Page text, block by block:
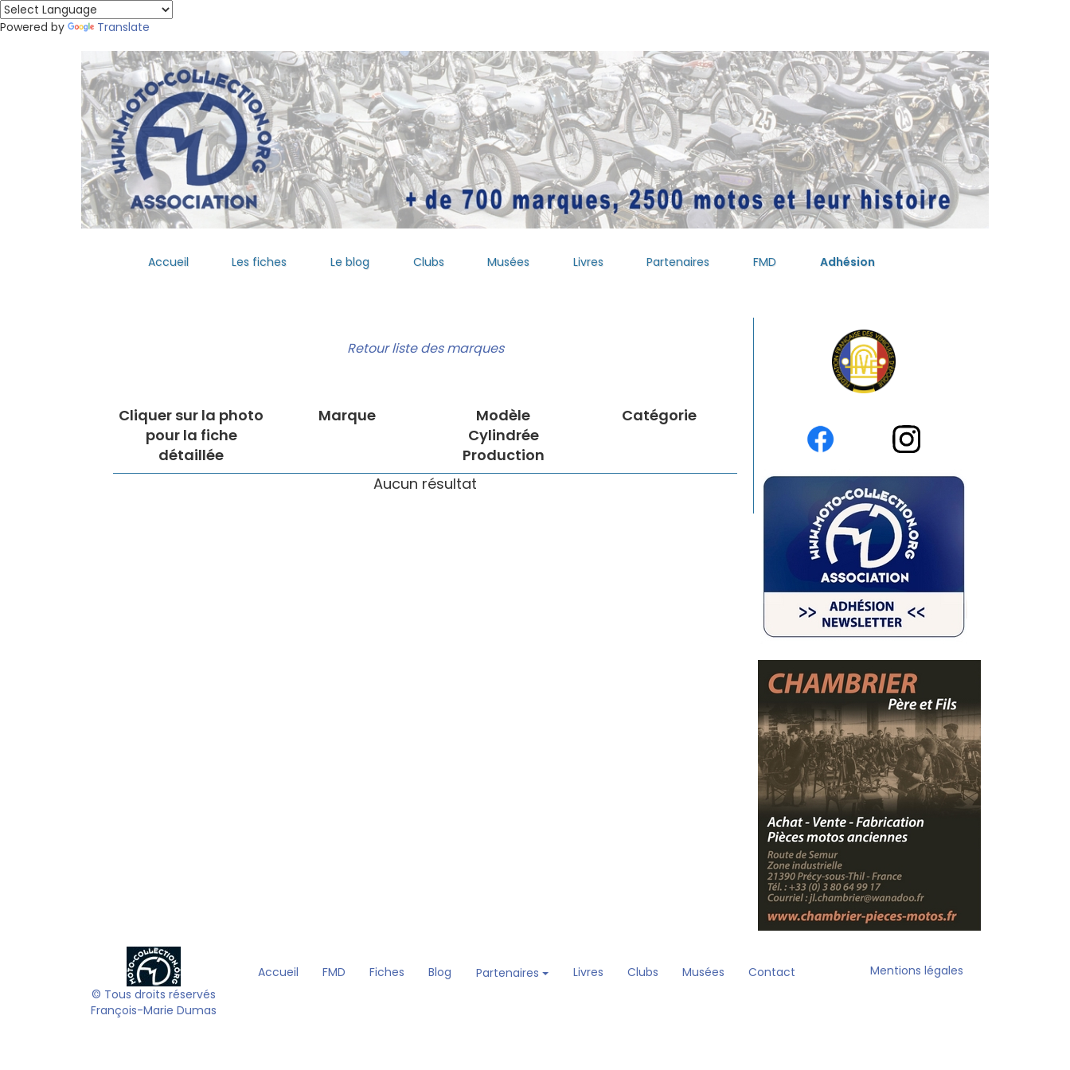
Powered by Translate
Accueil Les fiches Le blog Clubs Musées Livres Partenaires FMD Adhésion
Retour liste des marques
Cliquer sur la photo
pour la fiche
détaillée
Marque
Modèle
Cylindrée
Production
Catégorie
Aucun résultat
© Tous droits réservés
François-Marie Dumas
Accueil FMD Fiches Blog Partenaires Livres Clubs Musées Contact Mentions légales